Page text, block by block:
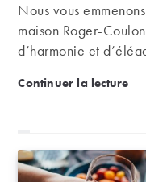
Nous vous
maison Roger-
d’harmonie et
Continuer la lecture